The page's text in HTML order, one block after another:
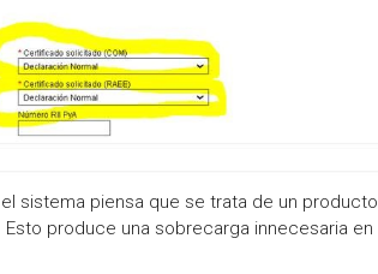
el sistema piensa que se trata de un producto
produce una sobrecarga innecesaria en